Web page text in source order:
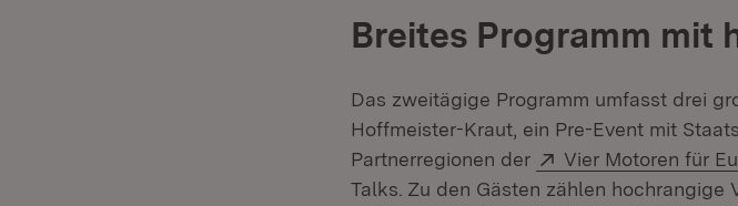
Breites Programm mit
Das zweitägige Programm umfasst drei
Hoffmeister-Kraut, ein Pre-Event mit
Partnerregionen der
Extern:
Vier Motoren für
Talks. Zu den Gästen zählen hochrangige